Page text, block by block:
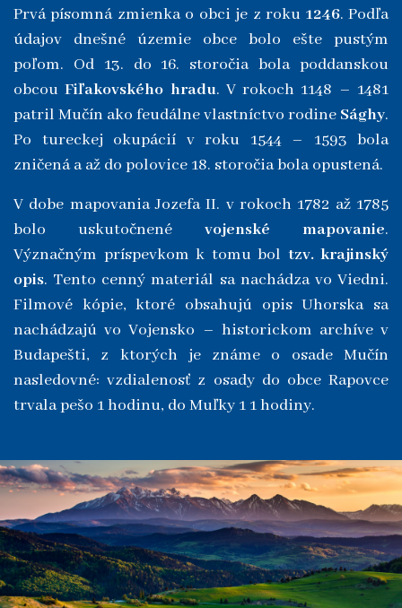
Prvá písomná zmienka o obci je z roku 1246. Podľa
údajov dnešné územie obce bolo ešte pustým
poľom. Od 13. do 16. storočia bola poddanskou
obcouFiľakovského hradu. V rokoch 1148 – 1481
patril Mučín ako feudálne vlastníctvo rodine Sághy.
Po tureckej okupácií v roku 1544 – 1593 bola
zničená a až do polovice 18. storočia bola opustená.
V dobe mapovania Jozefa II. v rokoch 1782 až 1785
bolo uskutočnené vojenské mapovanie.
Význačným príspevkom k tomu bol tzv. krajinský
opis. Tento cenný materiál sa nachádza vo Viedni.
Filmové kópie, ktoré obsahujú opis Uhorska sa
nachádzajú vo Vojensko – historickom archíve v
Budapešti, z ktorých je známe o osade Mučín
nasledovné: vzdialenosť z osady do obce Rapovce
trvala pešo 1 hodinu, do Muľky 1 1 hodiny.